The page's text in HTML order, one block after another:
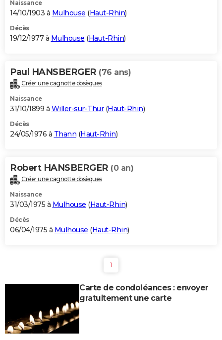
Naissance
14/10/1903 à Mulhouse (Haut-Rhin)
Décès
19/12/1977 à Mulhouse (Haut-Rhin)
Paul HANSBERGER (76 ans)
Créer une cagnotte obsèques
Naissance
31/10/1899 à Willer-sur-Thur(Haut-Rhin)
Décès
24/05/1976 à Thann (Haut-Rhin)
Robert HANSBERGER (0 an)
Créer une cagnotte obsèques
Naissance
31/03/1975 à Mulhouse (Haut-Rhin)
Décès
06/04/1975 à Mulhouse (Haut-Rhin)
1
Carte de condoléances : envoyer
gratuitement une carte